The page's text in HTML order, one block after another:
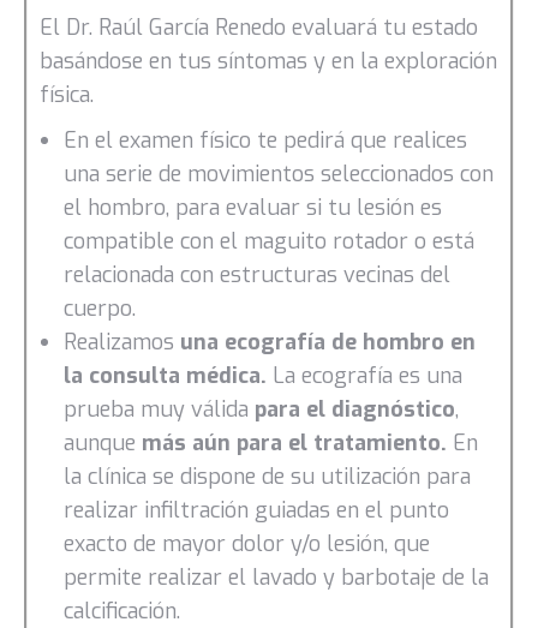
El Dr. Raúl García Renedo evaluará tu estado
basándose en tus síntomas y en la exploración
física.
En el examen físico te pedirá que realices
una serie de movimientos seleccionados con
el hombro, para evaluar si tu lesión es
compatible con el maguito rotador o está
relacionada con estructuras vecinas del
cuerpo.
Realizamos una ecografía de hombro en
la consulta médica. La ecografía es una
prueba muy válida para el diagnóstico,
aunque más aún para el tratamiento. En
la clínica se dispone de su utilización para
realizar infiltración guiadas en el punto
exacto de mayor dolor y/o lesión, que
permite realizar el lavado y barbotaje de la
calcificación.